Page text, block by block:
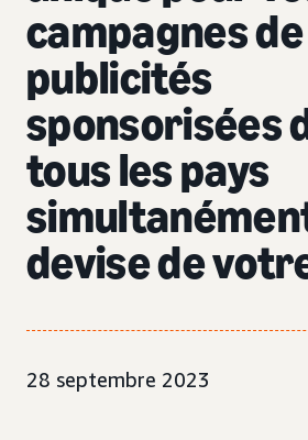
campagnes de
publicités
sponsorisées
tous les pays
devise de
28 septembre 2023